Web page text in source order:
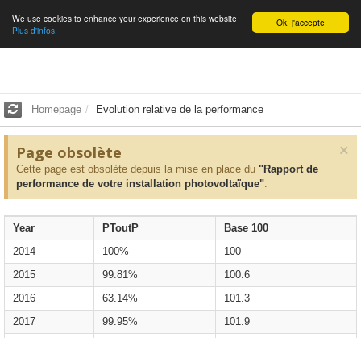
English Ok, j'accepte
We use cookies to enhance your experience on this website
Plus d'infos.
Homepage Evolution relative de la performance
×
Page obsolète
Cette page est obsolète depuis la mise en place du "Rapport de
performance de votre installation photovoltaïque".
Year PToutP
Base 100
2014
100%
100
2015
99.81%
100.6
2016
63.14%
101.3
2017
99.95%
101.9